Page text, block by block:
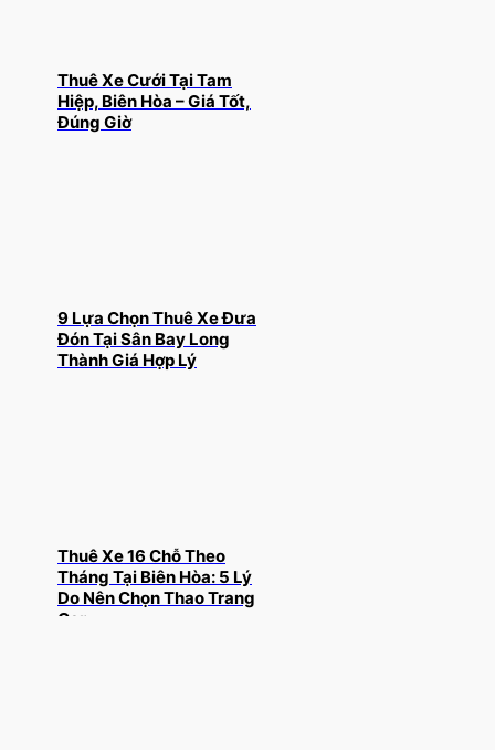
Thuê Xe Cưới Tại Tam
Hiệp, Biên Hòa – Giá Tốt,
Đúng Giờ
9 Lựa Chọn Thuê Xe Đưa
Đón Tại Sân Bay Long
Thành Giá Hợp Lý
Thuê Xe 16 Chỗ Theo
Tháng Tại Biên Hòa: 5 Lý
Do Nên Chọn Thao Trang
Car